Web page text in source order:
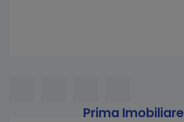
Prima Imobiliare